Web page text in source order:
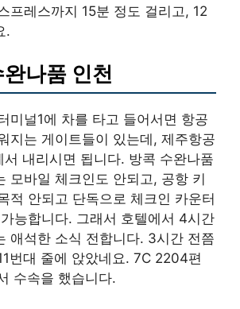
프레스까지 15분 정도 걸리고, 12
.
나품 인천
미널1에 차를 타고 들어서면 항공
지는 게이트들이 있는데, 제주항공
서 내리시면 됩니다. 방콕 수완나품
모바일 체크인도 안되고, 공항 키
적 안되고 단독으로 체크인 카운터
능합니다. 그래서 호텔에서 4시간
애석한 소식 전합니다. 3시간 전쯤
번대 줄에 앉았네요. 7C 2204편
수속을 했습니다.